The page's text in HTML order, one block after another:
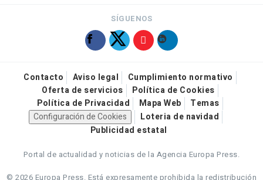
SÍGUENOS
Contacto Aviso legal
Cumplimiento normativo
Oferta de servicios
Política de Cookies
Política de Privacidad
Mapa Web
Temas
Configuración de Cookies
Loteria de navidad
Publicidad estatal
Portal de actualidad y noticias de la Agencia Europa Press.
© 2026 Europa Press. Está expresamente prohibida la redistribución